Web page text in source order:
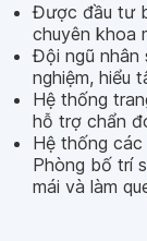
Được đầu tư
chuyên khoa
Đội ngũ nhân
nghiệm, hiểu
Hệ thống
hỗ trợ chẩn
Hệ thống các
Phòng bố trí
mái và làm